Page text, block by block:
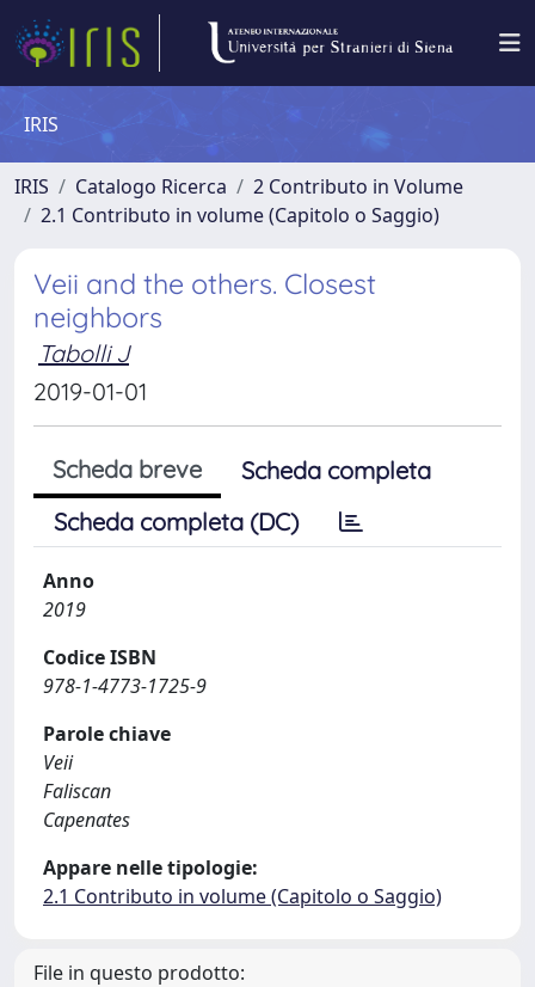
IRIS
IRIS Catalogo Ricerca
2 Contributo in Volume
2.1 Contributo in volume (Capitolo o Saggio)
Veii and the others. Closest
neighbors
Tabolli J
2019-01-01
Scheda breve
Scheda completa
Scheda completa (DC)
Anno
2019
Codice ISBN
978-1-4773-1725-9
Parole chiave
Veii
Faliscan
Capenates
Appare nelle tipologie:
2.1 Contributo in volume (Capitolo o Saggio)
File in questo prodotto: